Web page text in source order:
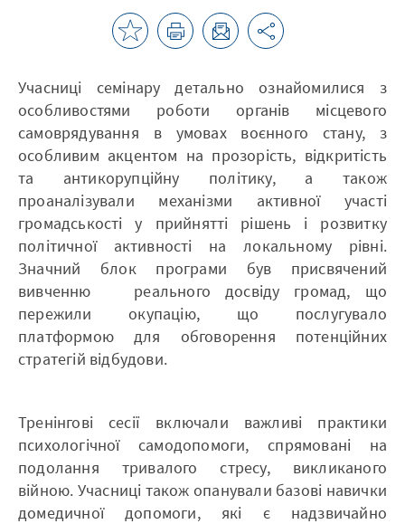
Учасниці семінару детально ознайомилися з
особливостями роботи органів місцевого
самоврядування в умовах воєнного стану, з
особливим акцентом на прозорість, відкритість
та антикорупційну політику, а також
проаналізували механізми активної участі
громадськості у прийнятті рішень і розвитку
політичної активності на локальному рівні.
Значний блок програми був присвячений
вивченню реального досвіду громад, що
пережили окупацію, що послугувало
платформою для обговорення потенційних
стратегій відбудови.
Тренінгові сесії включали важливі практики
психологічної самодопомоги, спрямовані на
подолання тривалого стресу, викликаного
війною. Учасниці також опанували базові навички
домедичної допомоги, які є надзвичайно